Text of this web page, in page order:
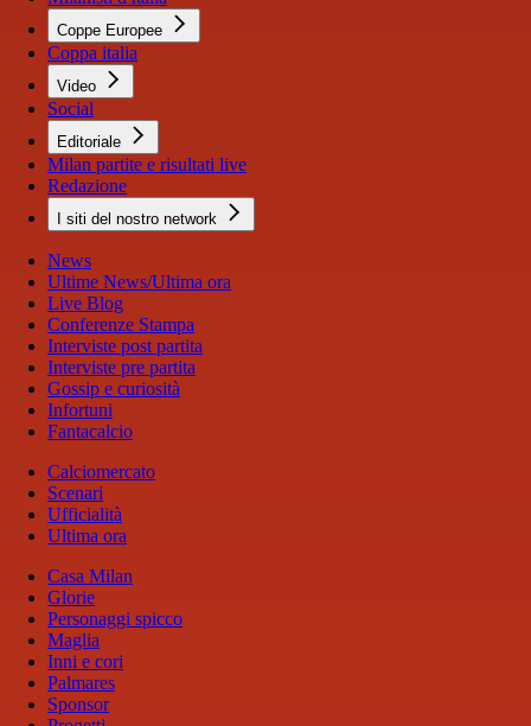
Coppe Europee
Coppa italia
Video
Social
Editoriale
Milan partite e risultati live
Redazione
I siti del nostro network
News
Ultime News/Ultima ora
Live Blog
Conferenze Stampa
Interviste post partita
Interviste pre partita
Gossip e curiosità
Infortuni
Fantacalcio
Calciomercato
Scenari
Ufficialità
Ultima ora
Casa Milan
Glorie
Personaggi spicco
Maglia
Inni e cori
Palmares
Sponsor